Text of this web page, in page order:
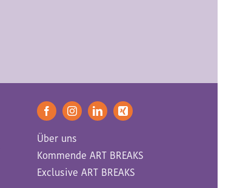
Über uns
Kommende ART BREAKS
Exclusive ART BREAKS